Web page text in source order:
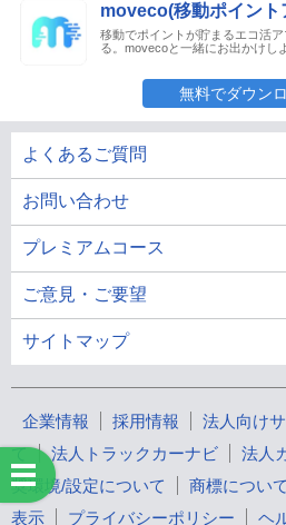
moveco(移動ポイント
移動でポイントが貯まるエコ活
る。movecoと一緒にお出かけし
無料でダウン
よくあるご質問
お問い合わせ
プレミアムコース
ご意見・ご要望
サイトマップ
企業情報 採用情報 法人向け
て
法人トラックカーナビ 法人
奨環境/設定について
商標について
表示
プライバシーポリシー ヘ